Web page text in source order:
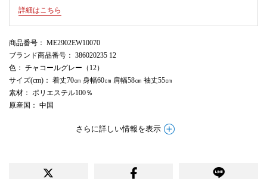
詳細はこちら
商品番号 ： ME2902EW10070
ブランド商品番号 ： 386020235 12
色 ： チャコールグレー（12）
サイズ(cm) ： 着丈70㎝ 身幅60㎝ 肩幅58㎝ 袖丈55㎝
素材 ： ポリエステル100％
原産国 ： 中国
さらに詳しい情報を表示